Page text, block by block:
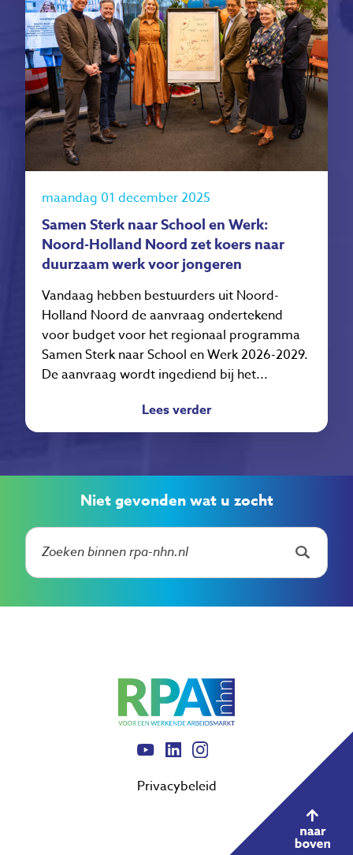
maandag 01 december 2025
Samen Sterk naar School en Werk:
Noord-Holland Noord zet koers naar
duurzaam werk voor jongeren
Vandaag hebben bestuurders uit Noord-
Holland Noord de aanvraag ondertekend
voor budget voor het regionaal programma
Samen Sterk naar School en Werk 2026-2029.
De aanvraag wordt ingediend bij het...
Lees verder
Niet gevonden wat u zocht
Privacybeleid